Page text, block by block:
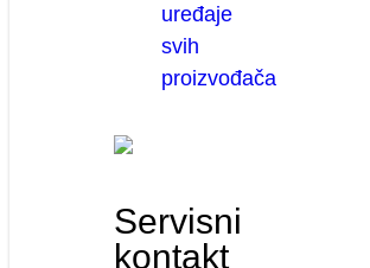
uređaje
svih
proizvođača
Servisni
kontakt